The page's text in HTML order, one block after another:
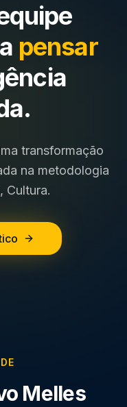
pensar
transformação
na metodologia
Cultura.
Melles